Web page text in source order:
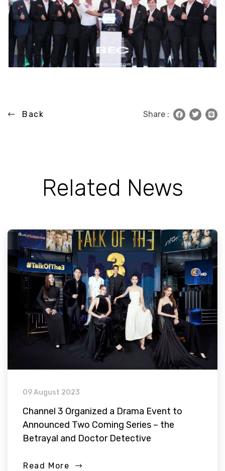
Back Share :
Related News
09 August 2023
Channel 3 Organized a Drama Event to
Announced Two Coming Series – the
Betrayal and Doctor Detective
Read More